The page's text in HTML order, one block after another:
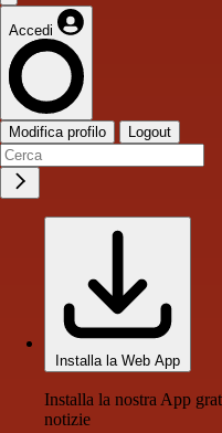
Accedi
Modifica profilo Logout
Installa la Web App
Installa la nostra App
notizie